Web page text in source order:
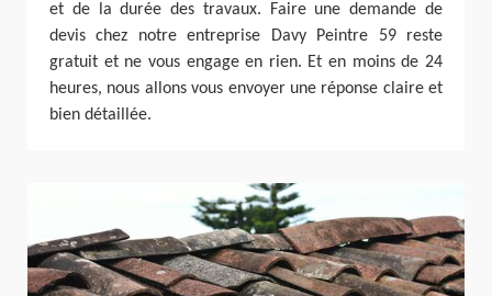
et de la durée des travaux. Faire une demande de
devis chez notre entreprise Davy Peintre 59 reste
gratuit et ne vous engage en rien. Et en moins de 24
heures, nous allons vous envoyer une réponse claire et
bien détaillée.